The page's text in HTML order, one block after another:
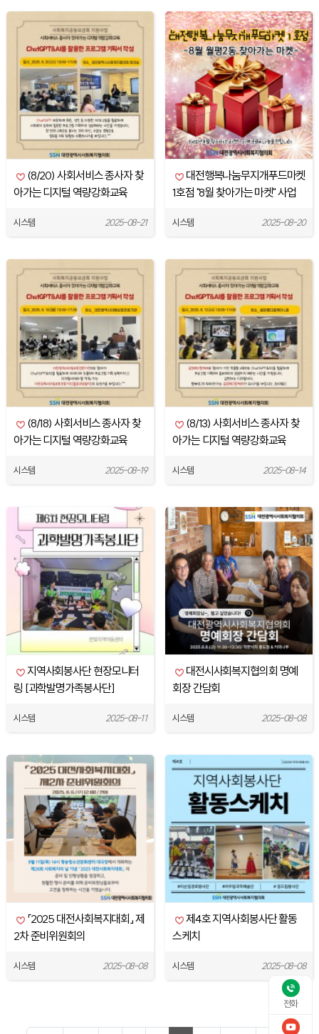
전화
(8/20) 사회서비스 종사자 찾
아가는 디지털 역량강화교육
그램 기획서…
시스템 2025-08-21
대전행복나눔무지개푸드마켓
1호점 "8월 찾아가는 마켓" 사업
시스템 2025-08-20
(8/18) 사회서비스 종사자 찾
아가는 디지털 역량강화교육
그램 기획서…
시스템 2025-08-19
(8/13) 사회서비스 종사자 찾
아가는 디지털 역량강화교육
그램 기획서…
시스템 2025-08-14
지역사회봉사단 현장모니터
링 [과학발명가족봉사단]
시스템 2025-08-11
대전시사회복지협의회 명예
회장 간담회
시스템 2025-08-08
「2025 대전사회복지대회」 제
2차 준비위원회의
시스템 2025-08-08
제4호 지역사회봉사단 활동
스케치
시스템 2025-08-08